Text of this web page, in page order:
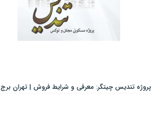
پروژه تندیس چیتگر: معرفی و شرایط فروش | تهران برج